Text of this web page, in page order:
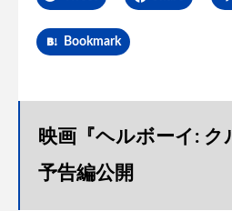
Bookmark
映画『ヘルボーイ: ク
予告編公開